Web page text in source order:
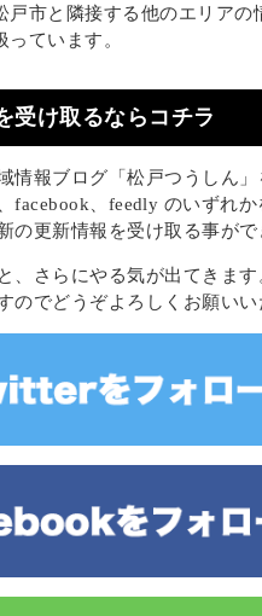
戸市と隣接する他のエリアの
っています。
受け取るならコチラ
情報ブログ「松戸つうしん」
facebook、feedly のいずれか
の更新情報を受け取る事がで
、さらにやる気が出てきます
のでどうぞよろしくお願いい